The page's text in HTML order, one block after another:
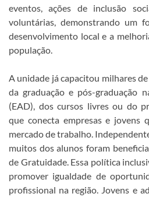
eventos, ações de inclusão
voluntárias, demonstrando um
desenvolvimento local e a
população.
A unidade já capacitou milhares
da graduação e pós-graduação
(EAD), dos cursos livres ou do
que conecta empresas e jovens
mercado de trabalho.
muitos dos alunos foram
de Gratuidade. Essa política
promover igualdade de
profissional na região. Jovens e